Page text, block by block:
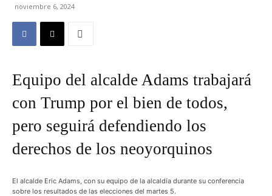
noviembre 6, 2024
Equipo del alcalde Adams trabajará
con Trump por el bien de todos,
pero seguirá defendiendo los
derechos de los neoyorquinos
El alcalde Eric Adams, con su equipo de la alcaldía durante su conferencia
sobre los resultados de las elecciones del martes 5.